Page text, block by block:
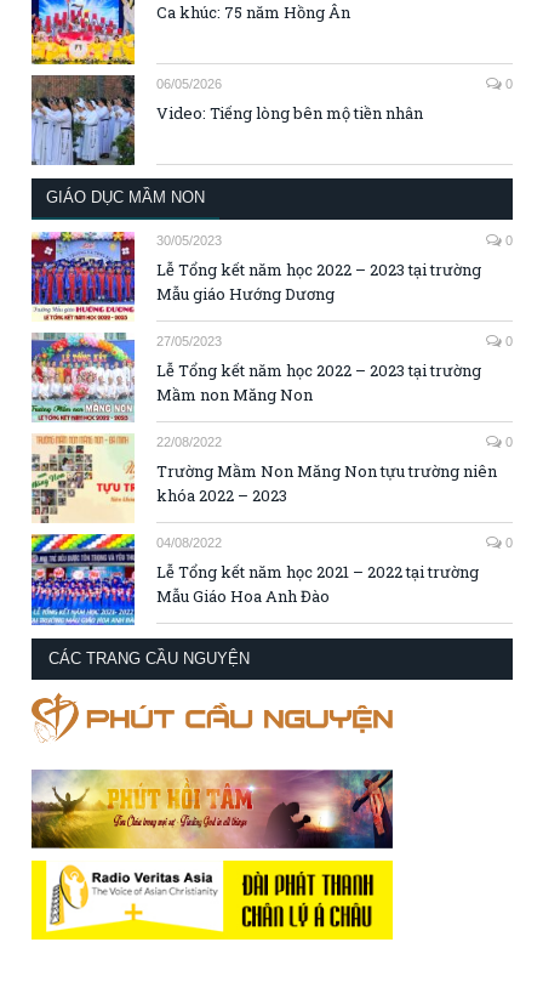
Ca khúc: 75 năm Hồng Ân
06/05/2026 0
Video: Tiếng lòng bên mộ tiền nhân
GIÁO DỤC MẦM NON
30/05/2023 0
Lễ Tổng kết năm học 2022 – 2023 tại trường
Mẫu giáo Hướng Dương
27/05/2023 0
Lễ Tổng kết năm học 2022 – 2023 tại trường
Mầm non Măng Non
22/08/2022 0
Trường Mầm Non Măng Non tựu trường niên
khóa 2022 – 2023
04/08/2022 0
Lễ Tổng kết năm học 2021 – 2022 tại trường
Mẫu Giáo Hoa Anh Đào
CÁC TRANG CẦU NGUYỆN